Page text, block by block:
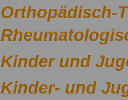
Orthopädisch-
Kinder und
Kinder- und